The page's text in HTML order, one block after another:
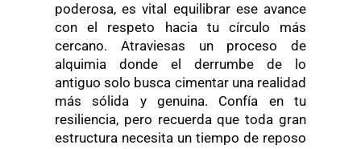
poderosa, es vital equilibrar ese avance
con el respeto hacia tu círculo más
cercano. Atraviesas un proceso de
alquimia donde el derrumbe de lo
antiguo solo busca cimentar una realidad
más sólida y genuina. Confía en tu
resiliencia, pero recuerda que toda gran
estructura necesita un tiempo de reposo